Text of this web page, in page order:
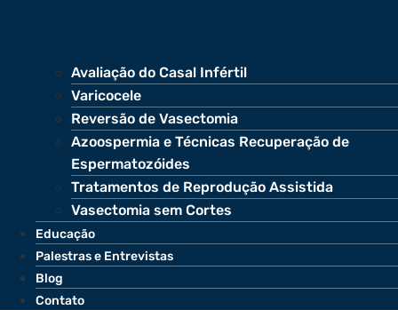
Avaliação do Casal Infértil
Varicocele
Reversão de Vasectomia
Azoospermia e Técnicas Recuperação de
Espermatozóides
Tratamentos de Reprodução Assistida
Vasectomia sem Cortes
Educação
Palestras e Entrevistas
Blog
Contato